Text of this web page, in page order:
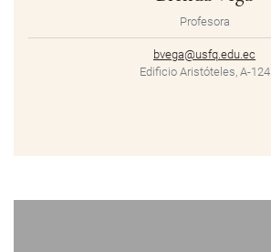
Profesora
bvega@usfq.edu.ec
Edificio Aristóteles, A-124